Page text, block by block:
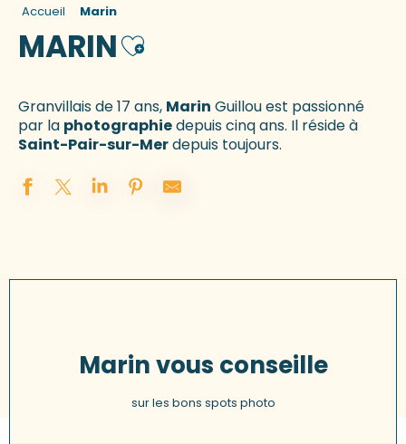
Accueil Marin
MARIN Ajouter aux favoris
Granvillais de 17 ans, Marin Guillou est passionné
par la photographiedepuis cinq ans. Il réside à
Saint-Pair-sur-Merdepuis toujours.
Marin vous conseille
sur les bons spots photo